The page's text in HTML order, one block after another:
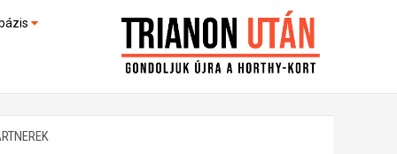
(feltöltés alatt)